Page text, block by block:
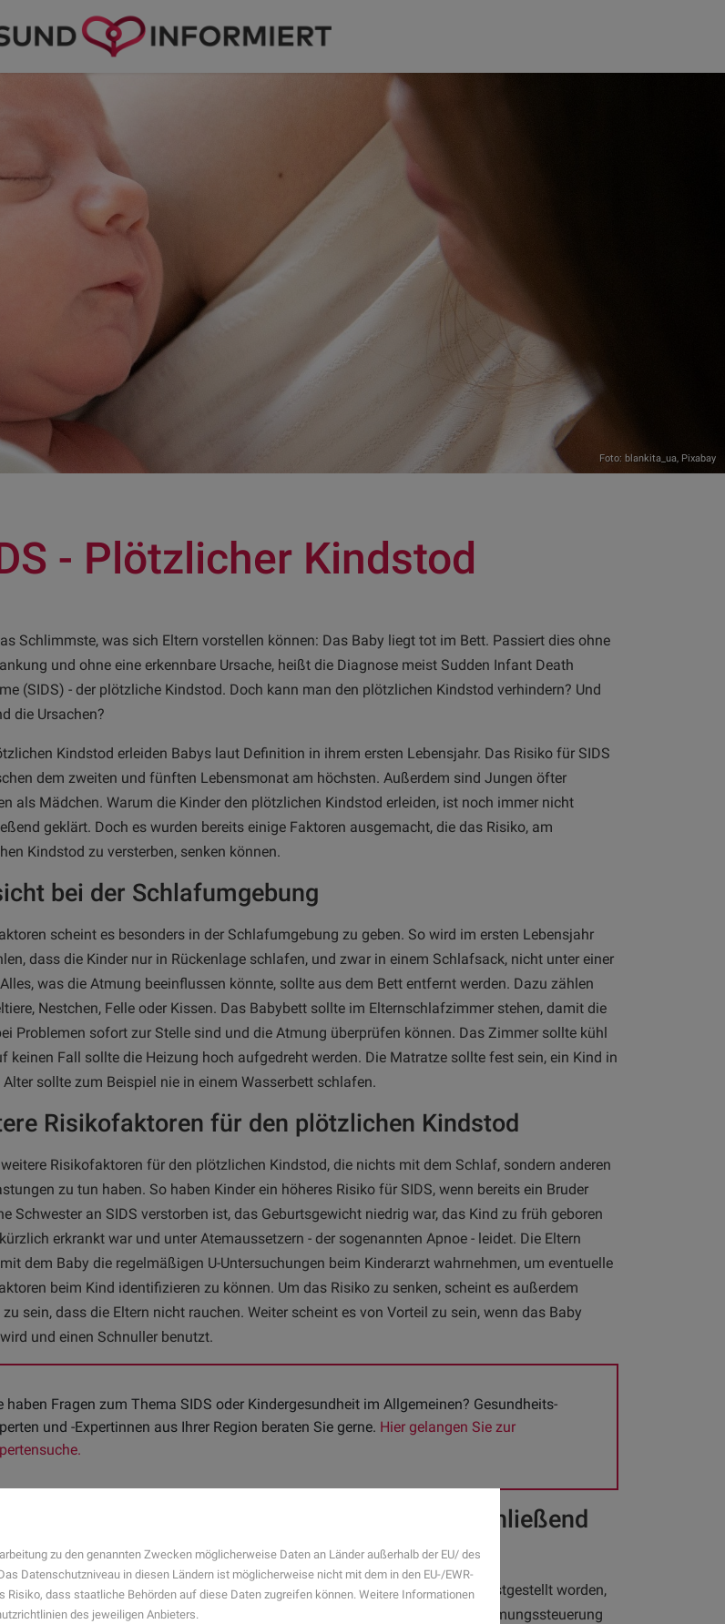
Foto: blankita_ua, Pixabay
- Plötzlicher Kindstod
Schlimmste, was sich Eltern vorstellen können: Das Baby liegt tot im Bett. Passiert dies ohne
und ohne eine erkennbare Ursache, heißt die Diagnose meist Sudden Infant Death
(SIDS) - der plötzliche Kindstod. Doch kann man den plötzlichen Kindstod verhindern? Und
die Ursachen?
Kindstod erleiden Babys laut Definition in ihrem ersten Lebensjahr. Das Risiko für SIDS
dem zweiten und fünften Lebensmonat am höchsten. Außerdem sind Jungen öfter
als Mädchen. Warum die Kinder den plötzlichen Kindstod erleiden, ist noch immer nicht
geklärt. Doch es wurden bereits einige Faktoren ausgemacht, die das Risiko, am
Kindstod zu versterben, senken können.
bei der Schlafumgebung
scheint es besonders in der Schlafumgebung zu geben. So wird im ersten Lebensjahr
dass die Kinder nur in Rückenlage schlafen, und zwar in einem Schlafsack, nicht unter einer
was die Atmung beeinflussen könnte, sollte aus dem Bett entfernt werden. Dazu zählen
Nestchen, Felle oder Kissen. Das Babybett sollte im Elternschlafzimmer stehen, damit die
Problemen sofort zur Stelle sind und die Atmung überprüfen können. Das Zimmer sollte kühl
keinen Fall sollte die Heizung hoch aufgedreht werden. Die Matratze sollte fest sein, ein Kind in
Alter sollte zum Beispiel nie in einem Wasserbett schlafen.
Risikofaktoren für den plötzlichen Kindstod
Risikofaktoren für den plötzlichen Kindstod, die nichts mit dem Schlaf, sondern anderen
zu tun haben. So haben Kinder ein höheres Risiko für SIDS, wenn bereits ein Bruder
Schwester an SIDS verstorben ist, das Geburtsgewicht niedrig war, das Kind zu früh geboren
erkrankt war und unter Atemaussetzern - der sogenannten Apnoe - leidet. Die Eltern
dem Baby die regelmäßigen U-Untersuchungen beim Kinderarzt wahrnehmen, um eventuelle
beim Kind identifizieren zu können. Um das Risiko zu senken, scheint es außerdem
sein, dass die Eltern nicht rauchen. Weiter scheint es von Vorteil zu sein, wenn das Baby
und einen Schnuller benutzt.
haben Fragen zum Thema SIDS oder Kindergesundheit im Allgemeinen? Gesundheits-
und -Expertinnen aus Ihrer Region beraten Sie gerne. Hier gelangen Sie zur
für den plötzlichen Kindstod nicht abschließend
Ursache für den plötzlichen Kindstod ist zwar noch nicht konkret festgestellt worden,
scheint die Atmung dabei eine Rolle zu spielen. Es könnte sein, dass die Atmungssteuerung
zu den genannten Zwecken möglicherweise Daten an Länder außerhalb der EU/ des
Datenschutzniveau in diesen Ländern ist möglicherweise nicht mit dem in den EU-/EWR-
Risiko, dass staatliche Behörden auf diese Daten zugreifen können. Weitere Informationen
des jeweiligen Anbieters.